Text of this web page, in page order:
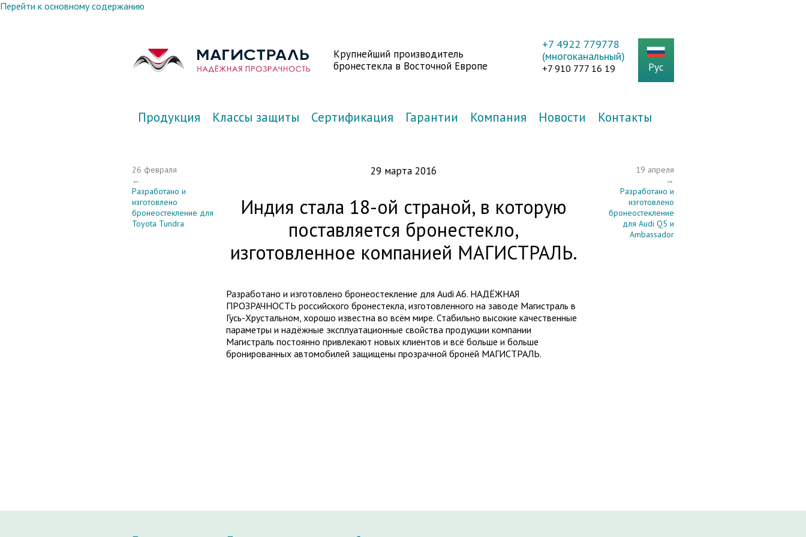
Перейти к основному содержанию
+7 4922 779778
(многоканальный)
+7 910 777 16 19 Рус
Крупнейший производитель
бронестекла в Восточной Европе
Продукция Классы защиты Сертификация Гарантии Компания Новости Контакты
19 апреля
→
Разработано и
изготовлено
бронеостекление
для Audi Q5 и
Ambassador
26 февраля
←
Разработано и
изготовлено
бронеостекление для
Toyota Tundra
29 марта 2016
Индия стала 18-ой страной, в которую
поставляется бронестекло,
изготовленное компанией МАГИСТРАЛЬ.
Разработано и изготовлено бронеостекление для Audi A6. НАДЁЖНАЯ
ПРОЗРАЧНОСТЬ российского бронестекла, изготовленного на заводе Магистраль в
Гусь-Хрустальном, хорошо известна во всём мире. Стабильно высокие качественные
параметры и надёжные эксплуатационные свойства продукции компании
Магистраль постоянно привлекают новых клиентов и всё больше и больше
бронированных автомобилей защищены прозрачной бронёй МАГИСТРАЛЬ.